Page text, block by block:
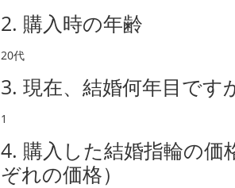
2. 購入時の年齢
20代
3. 現在、結婚何年目です
1
4. 購入した結婚指輪の
ぞれの価格）